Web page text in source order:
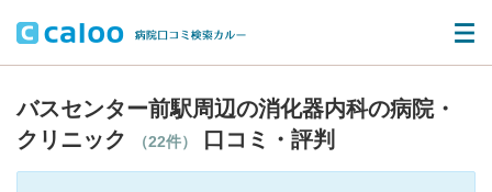
バスセンター前駅周辺の消化器内科の病院・
クリニック
（22件） 口コミ・評判